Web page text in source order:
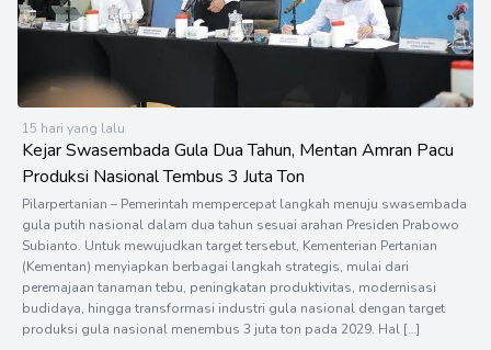
15 hari yang lalu
Kejar Swasembada Gula Dua Tahun, Mentan Amran Pacu
Produksi Nasional Tembus 3 Juta Ton
Pilarpertanian – Pemerintah mempercepat langkah menuju swasembada
gula putih nasional dalam dua tahun sesuai arahan Presiden Prabowo
Subianto. Untuk mewujudkan target tersebut, Kementerian Pertanian
(Kementan) menyiapkan berbagai langkah strategis, mulai dari
peremajaan tanaman tebu, peningkatan produktivitas, modernisasi
budidaya, hingga transformasi industri gula nasional dengan target
produksi gula nasional menembus 3 juta ton pada 2029. Hal […]